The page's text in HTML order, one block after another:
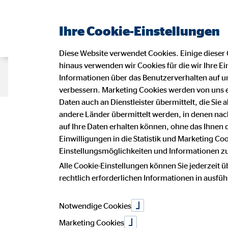
Beraterseite Impressum
Dieser Internetauftritt ist ein
Marco Baumgart
Generalagent für die OVB
38855 Wernigerode
Ihre Cookie-Einstellungen
Diese Website verwendet Cookies. Einige
hinaus verwenden wir Cookies für die wir Ihre
Informationen über das Benutzerverhalten auf
verbessern. Marketing Cookies werden von
Daten auch an Dienstleister übermittelt, die Sie
andere Länder übermittelt werden, in denen
auf Ihre Daten erhalten können, ohne das
Einwilligungen in die Statistik und Marketing
Einstellungsmöglichkeiten und Informationen
Alle Cookie-Einstellungen können Sie jederzeit
rechtlich erforderlichen Informationen in
Notwendige Cookies
Marketing Cookies